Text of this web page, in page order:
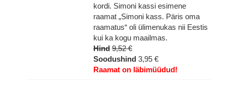
kordi. Simoni kassi esimene
raamat „Simoni kass. Päris oma
raamatus“ oli ülimenukas nii Eestis
kui ka kogu maailmas.
Hind 9,52 €
Soodushind 3,95 €
Raamat on läbimüüdud!